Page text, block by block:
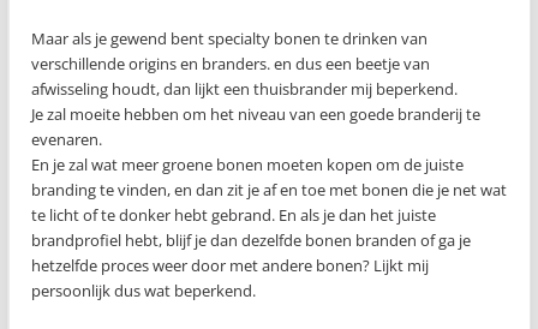
Maar als je gewend bent specialty bonen te drinken van
verschillende origins en branders. en dus een beetje van
afwisseling houdt, dan lijkt een thuisbrander mij beperkend.
Je zal moeite hebben om het niveau van een goede branderij te
evenaren.
En je zal wat meer groene bonen moeten kopen om de juiste
branding te vinden, en dan zit je af en toe met bonen die je net wat
te licht of te donker hebt gebrand. En als je dan het juiste
brandprofiel hebt, blijf je dan dezelfde bonen branden of ga je
hetzelfde proces weer door met andere bonen? Lijkt mij
persoonlijk dus wat beperkend.